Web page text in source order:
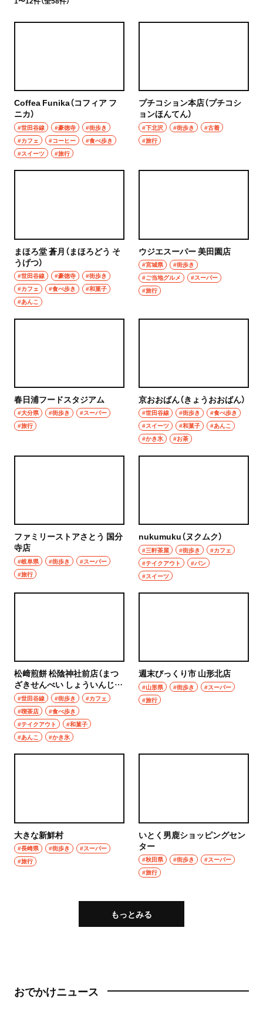
Coffea Funika（コフィア フ
ニカ）
#世田谷線 #豪徳寺
#街歩き
#カフェ
#コーヒー
#食べ歩き
#スイーツ
#旅行
プチコション本店（プチコシ
ョンほんてん）
#下北沢 #街歩き
#古着
#旅行
まほろ堂 蒼月（まほろどう そ
うげつ）
#世田谷線 #豪徳寺
#街歩き
#カフェ
#食べ歩き
#和菓子
#あんこ
ウジエスーパー 美田園店
#宮城県
#街歩き
#ご当地グルメ
#スーパー
#旅行
春日浦フードスタジアム
#大分県 #街歩き
#スーパー
#旅行
京おおばん（きょうおおばん）
#世田谷線 #街歩き
#食べ歩き
#スイーツ
#和菓子
#あんこ
#かき氷
#お茶
ファミリーストアさとう 国分
寺店
#岐阜県 #街歩き
#スーパー
#旅行
nukumuku（ヌクムク）
#三軒茶屋 #街歩き
#カフェ
#テイクアウト
#パン
#スイーツ
松﨑煎餅 松陰神社前店（まつ
ざきせんべい しょういんじん
じゃまえてん）
#世田谷線 #街歩き
#カフェ
#喫茶店
#食べ歩き
#テイクアウト
#和菓子
#あんこ
#かき氷
週末びっくり市 山形北店
#山形県 #街歩き
#スーパー
#旅行
大きな新鮮村
#長崎県 #街歩き
#スーパー
#旅行
いとく男鹿ショッピングセン
ター
#秋田県 #街歩き
#スーパー
#旅行
もっとみる
おでかけニュース